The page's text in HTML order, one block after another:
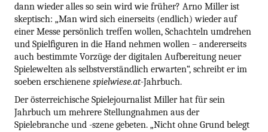
dann wieder alles so sein wird wie früher? Arno Miller ist
skeptisch: „Man wird sich einerseits (endlich) wieder auf
einer Messe persönlich treﬀen wollen, Schachteln umdrehen
und Spielﬁguren in die Hand nehmen wollen – andererseits
auch bestimmte Vorzüge der digitalen Aufbereitung neuer
Spielewelten als selbstverständlich erwarten“, schreibt er im
soeben erschienene spielwiese.at-Jahrbuch.
Der österreichische Spielejournalist Miller hat für sein
Jahrbuch um mehrere Stellungnahmen aus der
Spielebranche und -szene gebeten. „Nicht ohne Grund belegt